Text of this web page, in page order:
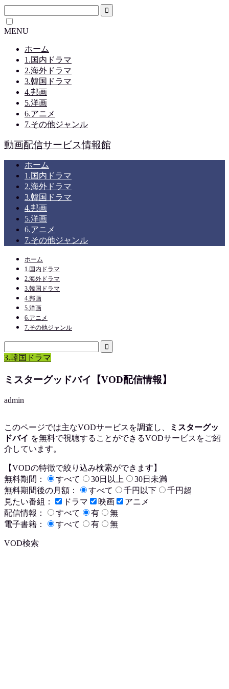
MENU
ホーム
1.国内ドラマ
2.海外ドラマ
3.韓国ドラマ
4.邦画
5.洋画
6.アニメ
7.その他ジャンル
動画配信サービス情報館
ホーム
1.国内ドラマ
2.海外ドラマ
3.韓国ドラマ
4.邦画
5.洋画
6.アニメ
7.その他ジャンル
ホーム
1.国内ドラマ
2.海外ドラマ
3.韓国ドラマ
4.邦画
5.洋画
6.アニメ
7.その他ジャンル
3.韓国ドラマ
ミスターグッドバイ【VOD配信情報】
admin
このページでは主なVODサービスを調査し、
ミスターグッ
ドバイ を無料で視聴することができるVODサービスをご紹
介しています。
【VODの特徴で絞り込み検索ができます】
無料期間：
すべて 30日以上
30日未満
無料期間後の月額：
すべて 千円以下
千円超
見たい番組：
ドラマ 映画
アニメ
配信情報：
すべて 有
無
電子書籍：
すべて 有 無
VOD検索